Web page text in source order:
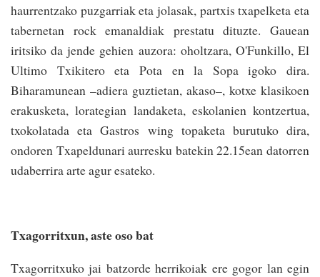
haurrentzako puzgarriak eta jolasak, partxis txapelketa eta
tabernetan rock emanaldiak prestatu dituzte. Gauean
iritsiko da jende gehien auzora: oholtzara, O'Funkillo, El
Ultimo Txikitero eta Pota en la Sopa igoko dira.
Biharamunean –adiera guztietan, akaso–, kotxe klasikoen
erakusketa, lorategian landaketa, eskolanien kontzertua,
txokolatada eta Gastros wing topaketa burutuko dira,
ondoren Txapeldunari aurresku batekin 22.15ean datorren
udaberrira arte agur esateko.
Txagorritxun, aste oso bat
Txagorritxuko jai batzorde herrikoiak ere gogor lan egin